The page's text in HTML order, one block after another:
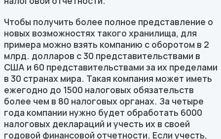
Чтобы получить более полное представление о
новых возможностях такого хранилища, для
примера можно взять компанию с оборотом в 2
млрд. долларов с 30 представительствами в
США и 60 представительствами за их пределами
в 30 странах мира. Такая компания может иметь
ежегодно до 1500 налоговых обязательств
более чем в 80 налоговых органах. За четыре
года компании нужно будет обработать 6000
налоговых деклараций и учесть их в своей
годовой финансовой отчетности. Если учесть,